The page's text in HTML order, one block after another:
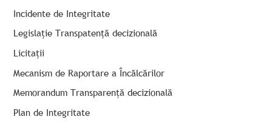
Incidente de Integritate
Legislație Transpatență decizională
Licitații
Mecanism de Raportare a Încălcărilor
Memorandum Transparență decizională
Plan de Integritate